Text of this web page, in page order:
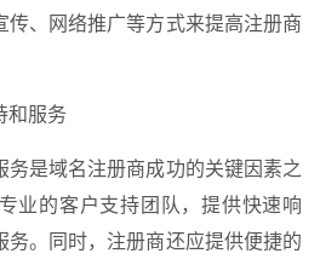
传、网络推广等方式来提高注册商
和服务
务是域名注册商成功的关键因素之
业的客户支持团队，提供快速响
务。同时，注册商还应提供便捷的